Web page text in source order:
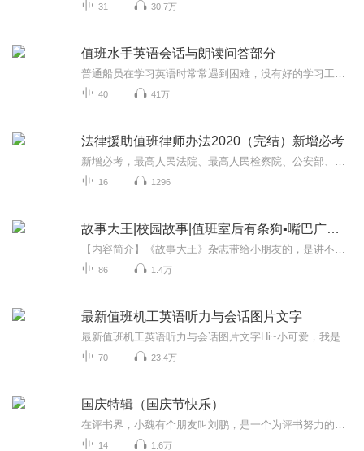
31 30.7万
值班水手英语会话与朗读问答部分
40 41万
法律援助值班律师办法2020（完结）新增必考
16 1296
故事大王|校园故事|值班室后有条狗▪嘴巴广播操▪惹我就别想跑
86 1.4万
最新值班机工英语听力与会话图片文字
70 23.4万
国庆特辑（国庆节快乐）
14 1.6万